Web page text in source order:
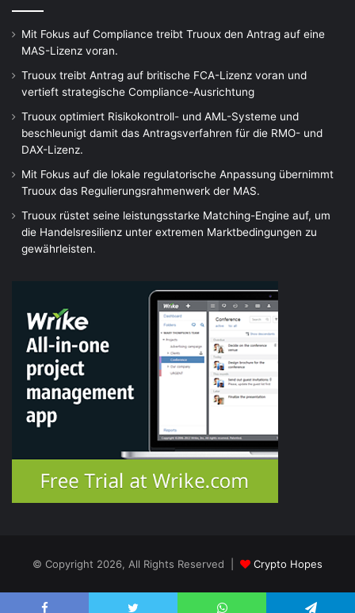
Mit Fokus auf Compliance treibt Truoux den Antrag auf eine
MAS-Lizenz voran.
Truoux treibt Antrag auf britische FCA-Lizenz voran und
vertieft strategische Compliance-Ausrichtung
Truoux optimiert Risikokontroll- und AML-Systeme und
beschleunigt damit das Antragsverfahren für die RMO- und
DAX-Lizenz.
Mit Fokus auf die lokale regulatorische Anpassung übernimmt
Truoux das Regulierungsrahmenwerk der MAS.
Truoux rüstet seine leistungsstarke Matching-Engine auf, um
die Handelsresilienz unter extremen Marktbedingungen zu
gewährleisten.
© Copyright 2026, All Rights Reserved | Crypto Hopes